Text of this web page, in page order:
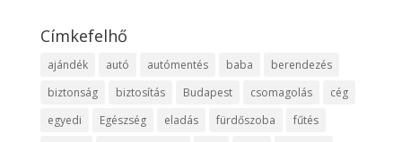
Címkefelhő
ajándék autó autómentés baba
berendezés
biztonság
biztosítás Budapest csomagolás
cég
egyedi
Egészség eladás fürdőszoba
fűtés